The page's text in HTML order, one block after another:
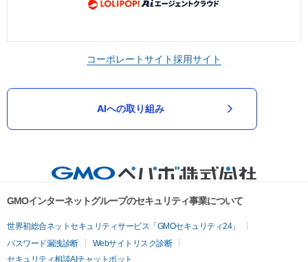
コーポレートサイト採用サイト
AIへの取り組み
GMOインターネットグループのセキュリティ事業について
世界初総合ネットセキュリティサービス「GMOセキュリティ24」
パスワード漏洩診断
Webサイトリスク診断
セキュリティ相談AIチャットボット